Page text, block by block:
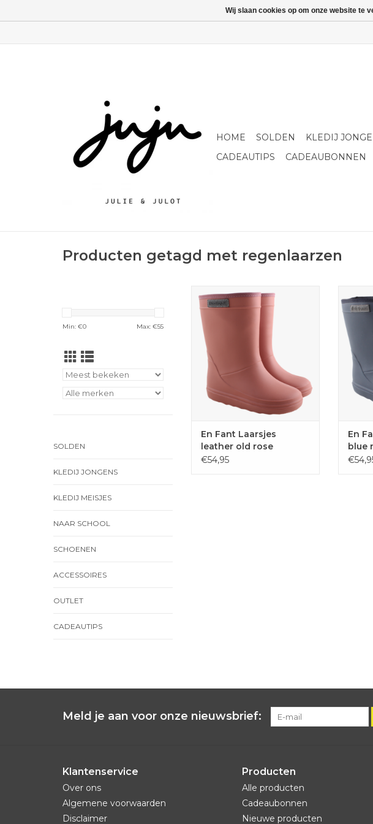
HOME SOLDEN KLEDIJ
CADEAUTIPS
CADEAUBONNEN
Producten getagd met regenlaarzen
Min: €0 Max: €55
SOLDEN
KLEDIJ JONGENS
KLEDIJ MEISJES
NAAR SCHOOL
SCHOENEN
ACCESSOIRES
OUTLET
CADEAUTIPS
Geweldige thermo laarsjes van
En Fant in oud roze.
TOEVOEGEN AAN
WINKELWAGEN
En Fant Laarsjes
leather old rose
€54,95
En
En
blue
Meld je aan voor onze nieuwsbrief:
Klantenservice
Over ons
Algemene voorwaarden
Disclaimer
Producten
Alle producten
Cadeaubonnen
Nieuwe producten
Wij slaan cookies op om onze website te